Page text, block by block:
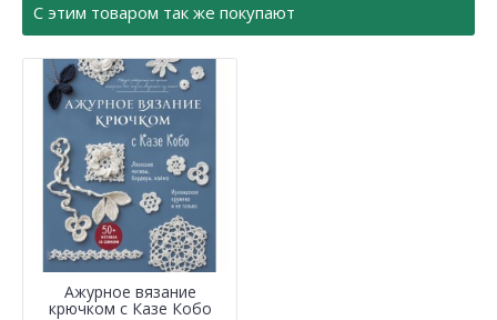
С этим товаром так же покупают
Ажурное вязание
крючком с Казе Кобо